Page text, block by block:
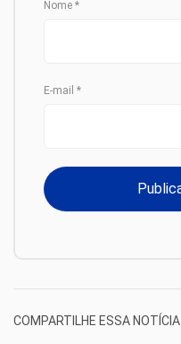
Nome *
E-mail *
COMPARTILHE ESSA NOTÍCIA